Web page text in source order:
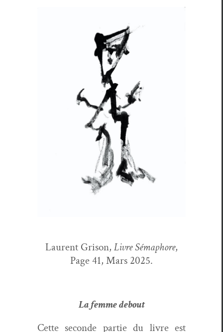
Lau­rent Gri­son, Livre Sémaphore,
Page 41, Mars 2025.
La femme debout
Cette sec­onde par­tie du livre est